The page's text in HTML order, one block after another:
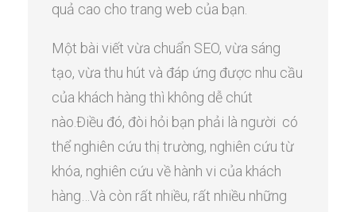
quả cao cho trang web của bạn.
Một bài viết vừa chuẩn SEO, vừa sáng
tạo, vừa thu hút và đáp ứng được nhu cầu
của khách hàng thì không dễ chút
nào.Điều đó, đòi hỏi bạn phải là người có
thể nghiên cứu thị trường, nghiên cứu từ
khóa, nghiên cứu về hành vi của khách
hàng…Và còn rất nhiều, rất nhiều những